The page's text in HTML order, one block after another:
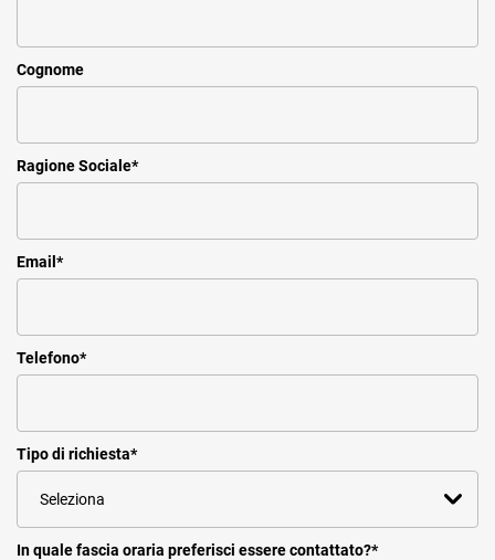
Cognome
Ragione Sociale*
Email *
Telefono*
Tipo di richiesta*
In quale fascia oraria preferisci essere contattato?*